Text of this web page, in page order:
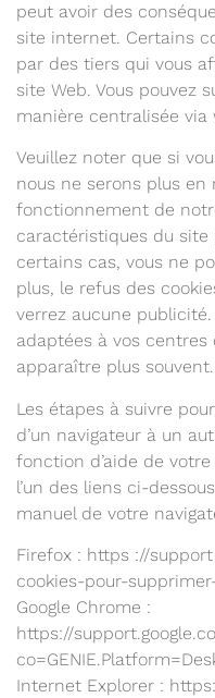
peut avoir des
site internet. Certains
par des tiers qui vous
site Web. Vous pouvez
manière centralisée via
Veuillez noter que si
nous ne serons plus
fonctionnement de
caractéristiques du
certains cas, vous ne
plus, le refus des
verrez aucune
adaptées à vos
apparaître plus souvent.
Les étapes à suivre
d’un navigateur à un
fonction d’aide de
l’un des liens ci-
manuel de votre
Firefox : https ://
cookies-pour-
Google Chrome :
https://
Internet Explorer :